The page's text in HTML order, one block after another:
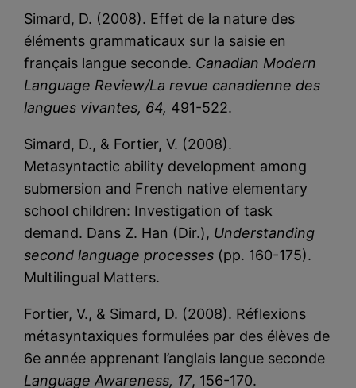
Simard, D. (2008). Effet de la nature des
éléments grammaticaux sur la saisie en
français langue seconde. Canadian Modern
Language Review/La revue canadienne des
langues vivantes, 64, 491-522.
Simard, D., & Fortier, V. (2008).
Metasyntactic ability development among
submersion and French native elementary
school children: Investigation of task
demand. Dans Z. Han (Dir.), Understanding
second language processes (pp. 160-175).
Multilingual Matters.
Fortier, V., & Simard, D. (2008). Réflexions
métasyntaxiques formulées par des élèves de
6e année apprenant l’anglais langue seconde
Language Awareness, 17, 156-170.